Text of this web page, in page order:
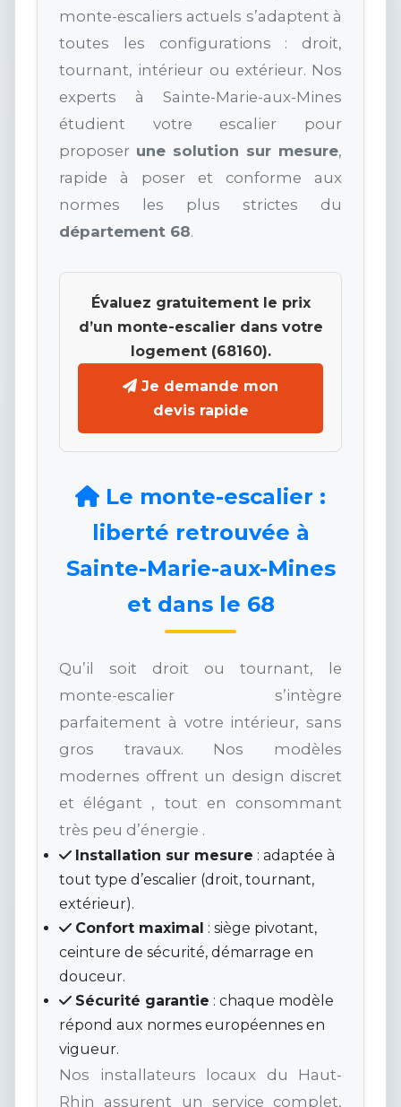
monte-escaliers actuels s’adaptent à
toutes les configurations : droit,
tournant, intérieur ou extérieur. Nos
experts à Sainte-Marie-aux-Mines
étudient votre escalier pour
proposer une solution sur mesure,
rapide à poser et conforme aux
normes les plus strictes du
département 68.
Évaluez gratuitement le prix
d’un monte-escalier dans votre
logement (68160).
Je demande mon
devis rapide
Le monte-escalier :
liberté retrouvée à
Sainte-Marie-aux-Mines
et dans le 68
Qu’il soit droit ou tournant, le
monte-escalier s’intègre
parfaitement à votre intérieur, sans
gros travaux. Nos modèles
modernes offrent un design discret
et élégant , tout en consommant
très peu d’énergie .
Installation sur mesure : adaptée à
tout type d’escalier (droit, tournant,
extérieur).
Confort maximal : siège pivotant,
ceinture de sécurité, démarrage en
douceur.
Sécurité garantie : chaque modèle
répond aux normes européennes en
vigueur.
Nos installateurs locaux du Haut-
Rhin assurent un service complet,